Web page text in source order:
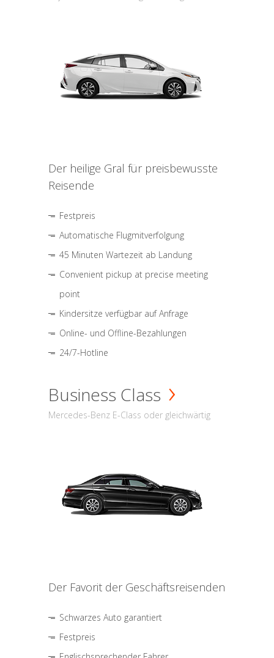
Der heilige Gral für preisbewusste
Reisende
Festpreis
Automatische Flugmitverfolgung
45 Minuten Wartezeit ab Landung
Convenient pickup at precise meeting
point
Kindersitze verfügbar auf Anfrage
Online- und Offline-Bezahlungen
24/7-Hotline
Business Class
Mercedes-Benz E-Class oder gleichwärtig
Der Favorit der Geschäftsreisenden
Schwarzes Auto garantiert
Festpreis